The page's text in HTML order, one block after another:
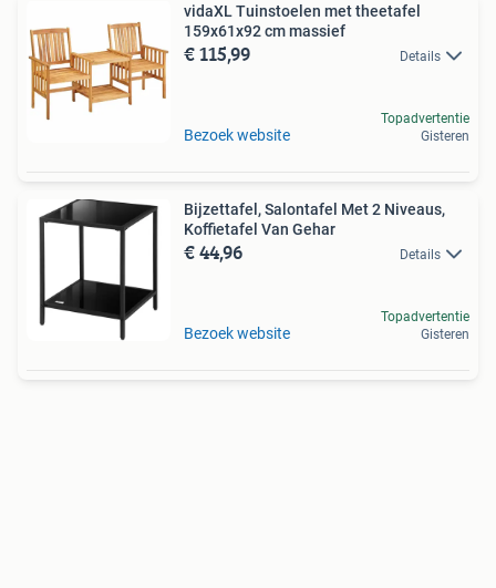
vidaXL Tuinstoelen met theetafel
159x61x92 cm massief
€ 115,99 Details
Bezoek website
Topadvertentie
Gisteren
Bijzettafel, Salontafel Met 2 Niveaus,
Koffietafel Van Gehar
€ 44,96 Details
Bezoek website
Topadvertentie
Gisteren